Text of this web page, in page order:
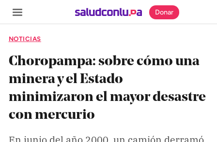
SECCIONES
Inicio
Noticias
Especiales
Donar
NOTICIAS
Choropampa: sobre cómo una
minera y el Estado
minimizaron el mayor desastre
con mercurio